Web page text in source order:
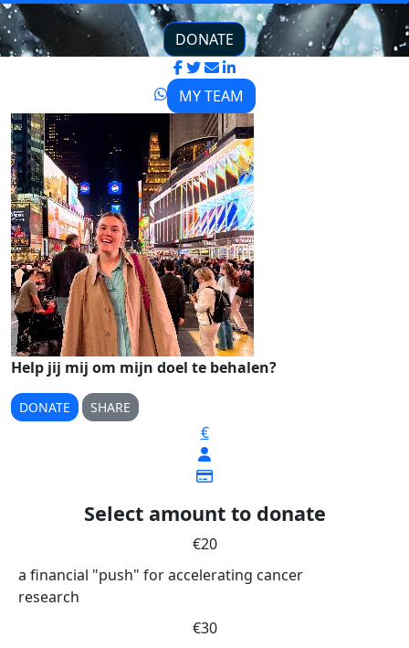
DONATE
MY TEAM
Help jij mij om mijn doel te behalen?
DONATE SHARE
€
Select amount to donate
€20
a financial "push" for accelerating cancer
research
€30